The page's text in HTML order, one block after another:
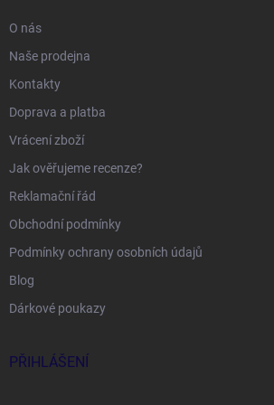
O nás
Naše prodejna
Kontakty
Doprava a platba
Vrácení zboží
Jak ověřujeme recenze?
Reklamační řád
Obchodní podmínky
Podmínky ochrany osobních údajů
Blog
Dárkové poukazy
PŘIHLÁŠENÍ